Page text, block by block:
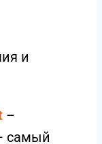
и
–
самый